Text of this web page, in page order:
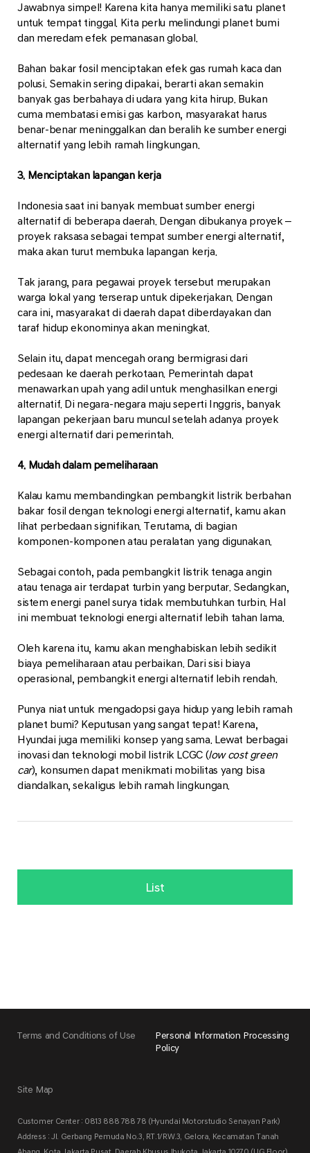
Jawabnya simpel! Karena kita hanya memiliki satu planet
untuk tempat tinggal. Kita perlu melindungi planet bumi
dan meredam efek pemanasan global.
Bahan bakar fosil menciptakan efek gas rumah kaca dan
polusi. Semakin sering dipakai, berarti akan semakin
banyak gas berbahaya di udara yang kita hirup. Bukan
cuma membatasi emisi gas karbon, masyarakat harus
benar-benar meninggalkan dan beralih ke sumber energi
alternatif yang lebih ramah lingkungan.
3. Menciptakan lapangan kerja
Indonesia saat ini banyak membuat sumber energi
alternatif di beberapa daerah. Dengan dibukanya proyek –
proyek raksasa sebagai tempat sumber energi alternatif,
maka akan turut membuka lapangan kerja.
Tak jarang, para pegawai proyek tersebut merupakan
warga lokal yang terserap untuk dipekerjakan. Dengan
cara ini, masyarakat di daerah dapat diberdayakan dan
taraf hidup ekonominya akan meningkat.
Selain itu, dapat mencegah orang bermigrasi dari
pedesaan ke daerah perkotaan. Pemerintah dapat
menawarkan upah yang adil untuk menghasilkan energi
alternatif. Di negara-negara maju seperti Inggris, banyak
lapangan pekerjaan baru muncul setelah adanya proyek
energi alternatif dari pemerintah.
4. Mudah dalam pemeliharaan
Kalau kamu membandingkan pembangkit listrik berbahan
bakar fosil dengan teknologi energi alternatif, kamu akan
lihat perbedaan signifikan. Terutama, di bagian
komponen-komponen atau peralatan yang digunakan.
Sebagai contoh, pada pembangkit listrik tenaga angin
atau tenaga air terdapat turbin yang berputar. Sedangkan,
sistem energi panel surya tidak membutuhkan turbin. Hal
ini membuat teknologi energi alternatif lebih tahan lama.
Oleh karena itu, kamu akan menghabiskan lebih sedikit
biaya pemeliharaan atau perbaikan. Dari sisi biaya
operasional, pembangkit energi alternatif lebih rendah.
Punya niat untuk mengadopsi gaya hidup yang lebih ramah
planet bumi? Keputusan yang sangat tepat! Karena,
Hyundai juga memiliki konsep yang sama. Lewat berbagai
inovasi dan teknologi mobil listrik LCGC (low cost green
car), konsumen dapat menikmati mobilitas yang bisa
diandalkan, sekaligus lebih ramah lingkungan.
List
Terms and Conditions of Use
Personal Information Processing
Policy
Site Map
Customer Center : 0813 888 788 78 (Hyundai Motorstudio Senayan Park)
Address : Jl. Gerbang Pemuda No.3, RT.1/RW.3, Gelora, Kecamatan Tanah